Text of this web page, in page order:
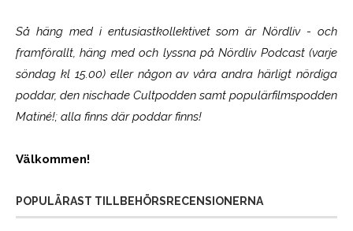
Så häng med i entusiastkollektivet som ärNördliv- och
framförallt, häng med och lyssna på Nördliv Podcast (varje
söndag kl 15.00) eller någon av våra andra härligt nördiga
poddar, den nischade Cultpodden samt populärfilmspodden
Matiné!; alla finns där poddar finns!
Välkommen!
POPULÄRAST TILLBEHÖRSRECENSIONERNA